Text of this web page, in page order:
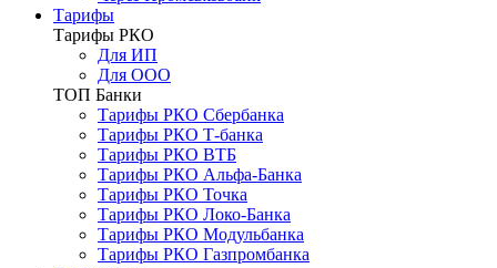
Тарифы
Тарифы РКО
Для ИП
Для ООО
ТОП Банки
Тарифы РКО Сбербанка
Тарифы РКО Т-банка
Тарифы РКО ВТБ
Тарифы РКО Альфа-Банка
Тарифы РКО Точка
Тарифы РКО Локо-Банка
Тарифы РКО Модульбанка
Тарифы РКО Газпромбанка